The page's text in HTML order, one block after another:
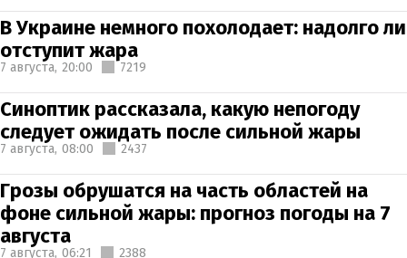
В Украине немного похолодает: надолго ли
отступит жара
7 августа, 20:00 7219
Синоптик рассказала, какую непогоду
следует ожидать после сильной жары
7 августа, 08:00 2437
Грозы обрушатся на часть областей на
фоне сильной жары: прогноз погоды на 7
августа
7 августа, 06:21 2388